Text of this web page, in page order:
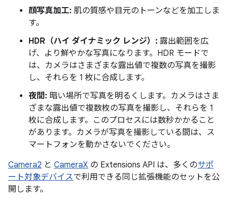
顔写真加工: 肌の質感や目元のトーンなどを加工しま
す。
HDR（ハイ ダイナミック レンジ）: 露出範囲を広
げ、より鮮やかな写真になります。HDR モードで
は、カメラはさまざまな露出値で複数の写真を撮影
し、それらを 1 枚に合成します。
夜間: 暗い場所で写真を明るくします。カメラはさま
ざまな露出値で複数枚の写真を撮影し、それらを 1
枚に合成します。このプロセスには数秒かかること
があります。カメラが写真を撮影している間は、ス
マートフォンを動かさないでください。
Camera2 と CameraX の Extensions API は、多くのサポ
ート対象デバイスで利用できる同じ拡張機能のセットを公
開します。